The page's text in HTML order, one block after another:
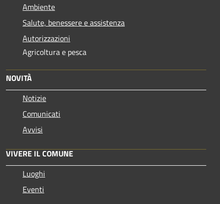
Ambiente
Salute, benessere e assistenza
Autorizzazioni
Agricoltura e pesca
NOVITÀ
Notizie
Comunicati
Avvisi
VIVERE IL COMUNE
Luoghi
Eventi